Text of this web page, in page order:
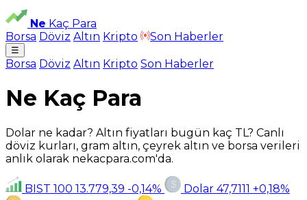
Ne Kaç Para
Borsa Döviz Altın Kripto Son Haberler
☰
Borsa Döviz Altın Kripto Son Haberler
Ne Kaç Para
Dolar ne kadar? Altın fiyatları bugün kaç TL? Canlı
döviz kurları, gram altın, çeyrek altın ve borsa verileri
anlık olarak nekacpara.com'da.
BIST 100 13.779,39 -0,14% Dolar 47,7111 +0,18%